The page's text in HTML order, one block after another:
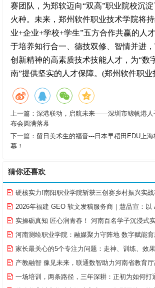
赛团队，为郑软迈向“双高”职业院校沉
火种。未来，郑州软件职业技术学院将
业+企业+学校+学生”五方合作共赢的人
于培养知行合一、德技双修、智情并进
创新精神的高素质技术技能人才，为“数
南”提供坚实的人才保障。(郑州软件职
上一篇： 深港联动，启航未来——深圳市鲸帆港人
布会圆满落幕
下一篇： 留日美术生的福音---日本早稻田EDU上
幕！
猜你还喜欢
硬核实力!南阳职业学院斩获三创赛乡村振兴实
2026年福建 GEO 软文发稿服务商｜慧品宣：以 AI 技术赋
实操砺真知 匠心润青春！ 河南百名学子沉浸式实践点亮“
河南测绘职业学院：融媒聚力守阵地 数字赋能育
家长最关心的5个专注力问题：走神、训练、效
产教融智 豫见未来，联通数智助力河南省教育厅高校CIO专题研究班共探AI赋
一场培训，两条路径，三年深耕：正初为如何打通中越职教合作